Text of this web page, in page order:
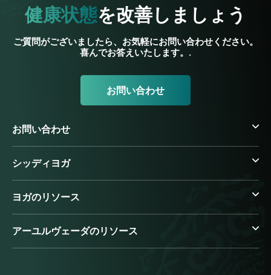
健康状態を改善しましょう
ご質問がございましたら、お気軽にお問い合わせください。
喜んでお答えいたします。.
お問い合わせ
お問い合わせ
シッディヨガ
ヨガのリソース
アーユルヴェーダのリソース